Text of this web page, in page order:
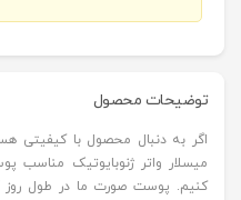
توضیحات محصول
اگر به دنبال محصول با کیفیتی
میسلار واتر ژنوبایوتیک
کنیم. پوست صورت ما در طول روز